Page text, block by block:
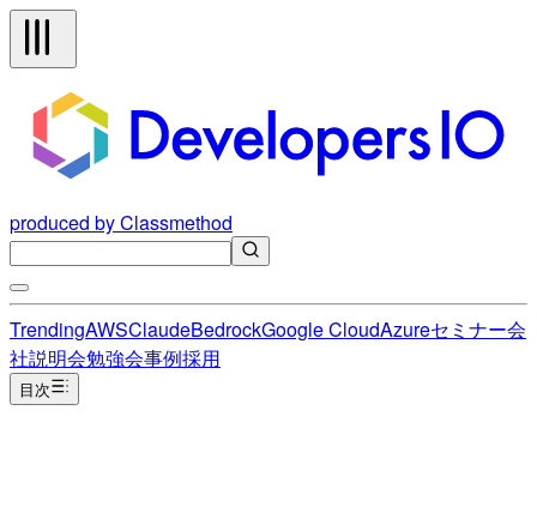
produced by Classmethod
TrendingAWSClaudeBedrockGoogle CloudAzureセミナー会
社説明会勉強会事例採用
目次